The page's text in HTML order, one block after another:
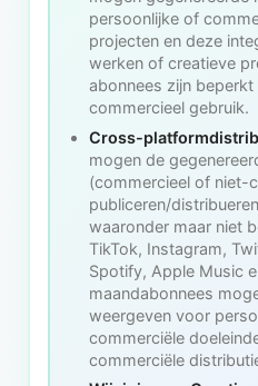
persoonlijke of
projecten en deze
werken of creatieve
abonnees zijn
commercieel gebruik.
Cross-
mogen de
(commercieel of niet-
publiceren/
waaronder maar niet
TikTok, Instagram,
Spotify, Apple Music
maandabonnees
weergeven voor
commerciële
commerciële